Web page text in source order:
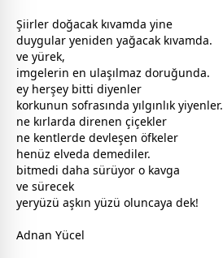
Şiirler doğacak kıvamda yine
duygular yeniden yağacak kıvamda.
ve yürek,
imgelerin en ulaşılmaz doruğunda.
ey herşey bitti diyenler
korkunun sofrasında yılgınlık yiyenler.
ne kırlarda direnen çiçekler
ne kentlerde devleşen öfkeler
henüz elveda demediler.
bitmedi daha sürüyor o kavga
ve sürecek
yeryüzü aşkın yüzü oluncaya dek!
Adnan Yücel